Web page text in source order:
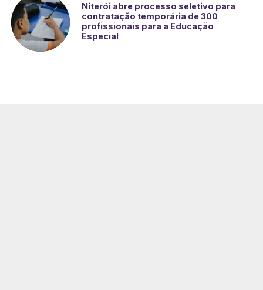
Niterói abre processo seletivo para
contratação temporária de 300
profissionais para a Educação
Especial